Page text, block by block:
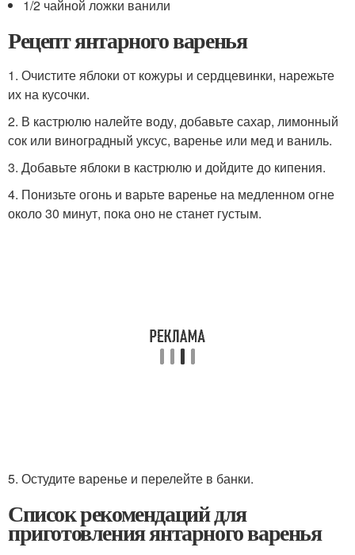
1/2 чайной ложки ванили
Рецепт янтарного варенья
1. Очистите яблоки от кожуры и сердцевинки, нарежьте
их на кусочки.
2. В кастрюлю налейте воду, добавьте сахар, лимонный
сок или виноградный уксус, варенье или мед и ваниль.
3. Добавьте яблоки в кастрюлю и дойдите до кипения.
4. Понизьте огонь и варьте варенье на медленном огне
около 30 минут, пока оно не станет густым.
5. Остудите варенье и перелейте в банки.
Список рекомендаций для
приготовления янтарного варенья